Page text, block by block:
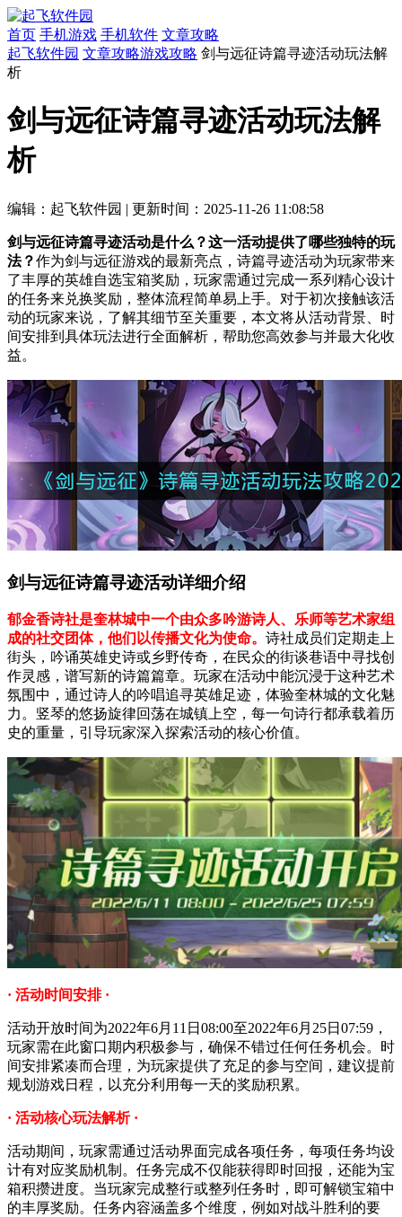
首页 手机游戏 手机软件 文章攻略
起飞软件园 文章攻略游戏攻略 剑与远征诗篇寻迹活动玩法解
析
剑与远征诗篇寻迹活动玩法解
析
编辑：起飞软件园 | 更新时间：2025-11-26 11:08:58
剑与远征诗篇寻迹活动是什么？这一活动提供了哪些独特的玩
法？作为剑与远征游戏的最新亮点，诗篇寻迹活动为玩家带来
了丰厚的英雄自选宝箱奖励，玩家需通过完成一系列精心设计
的任务来兑换奖励，整体流程简单易上手。对于初次接触该活
动的玩家来说，了解其细节至关重要，本文将从活动背景、时
间安排到具体玩法进行全面解析，帮助您高效参与并最大化收
益。
剑与远征诗篇寻迹活动详细介绍
郁金香诗社是奎林城中一个由众多吟游诗人、乐师等艺术家组
成的社交团体，他们以传播文化为使命。 诗社成员们定期走上
街头，吟诵英雄史诗或乡野传奇，在民众的街谈巷语中寻找创
作灵感，谱写新的诗篇篇章。玩家在活动中能沉浸于这种艺术
氛围中，通过诗人的吟唱追寻英雄足迹，体验奎林城的文化魅
力。竖琴的悠扬旋律回荡在城镇上空，每一句诗行都承载着历
史的重量，引导玩家深入探索活动的核心价值。
· 活动时间安排 ·
活动开放时间为2022年6月11日08:00至2022年6月25日07:59，
玩家需在此窗口期内积极参与，确保不错过任何任务机会。时
间安排紧凑而合理，为玩家提供了充足的参与空间，建议提前
规划游戏日程，以充分利用每一天的奖励积累。
· 活动核心玩法解析 ·
活动期间，玩家需通过活动界面完成各项任务，每项任务均设
计有对应奖励机制。任务完成不仅能获得即时回报，还能为宝
箱积攒进度。当玩家完成整行或整列任务时，即可解锁宝箱中
的丰厚奖励。任务内容涵盖多个维度，例如对战斗胜利的要